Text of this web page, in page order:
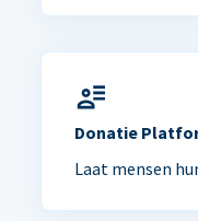
Donatie
Laat mensen